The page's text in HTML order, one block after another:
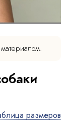
размеров